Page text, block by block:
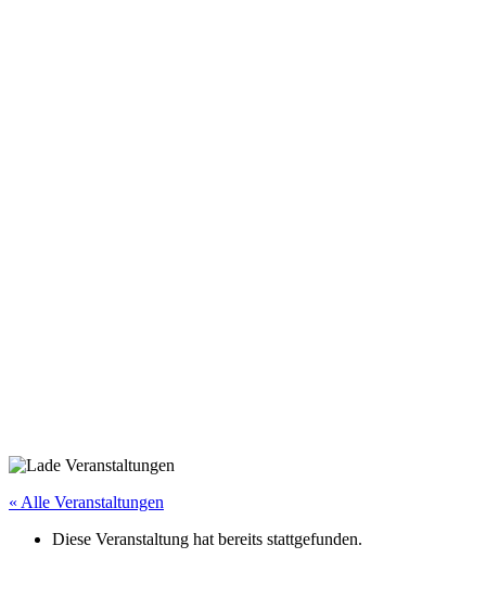
« Alle Veranstaltungen
Diese Veranstaltung hat bereits stattgefunden.